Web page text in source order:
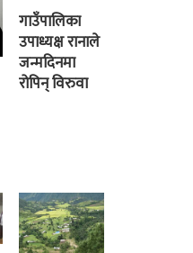
गाउँपालिका
उपाध्यक्ष रानाले
जन्मदिनमा
रोपिन् विरुवा